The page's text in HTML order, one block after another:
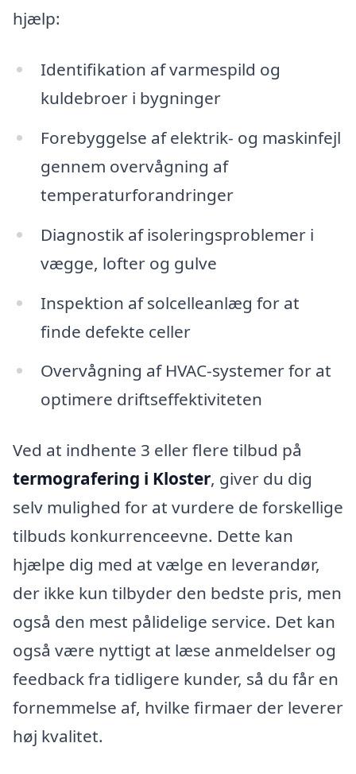
hjælp:
Identifikation af varmespild og
kuldebroer i bygninger
Forebyggelse af elektrik- og maskinfejl
gennem overvågning af
temperaturforandringer
Diagnostik af isoleringsproblemer i
vægge, lofter og gulve
Inspektion af solcelleanlæg for at
finde defekte celler
Overvågning af HVAC-systemer for at
optimere driftseffektiviteten
Ved at indhente 3 eller flere tilbud på
termografering i Kloster, giver du dig
selv mulighed for at vurdere de forskellige
tilbuds konkurrenceevne. Dette kan
hjælpe dig med at vælge en leverandør,
der ikke kun tilbyder den bedste pris, men
også den mest pålidelige service. Det kan
også være nyttigt at læse anmeldelser og
feedback fra tidligere kunder, så du får en
fornemmelse af, hvilke firmaer der leverer
høj kvalitet.